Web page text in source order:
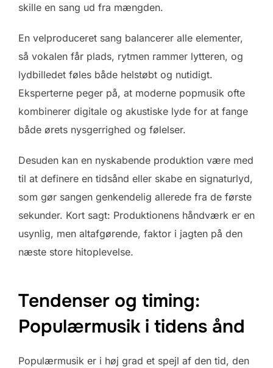
skille en sang ud fra mængden.
En velproduceret sang balancerer alle elementer,
så vokalen får plads, rytmen rammer lytteren, og
lydbilledet føles både helstøbt og nutidigt.
Eksperterne peger på, at moderne popmusik ofte
kombinerer digitale og akustiske lyde for at fange
både ørets nysgerrighed og følelser.
Desuden kan en nyskabende produktion være med
til at definere en tidsånd eller skabe en signaturlyd,
som gør sangen genkendelig allerede fra de første
sekunder. Kort sagt: Produktionens håndværk er en
usynlig, men altafgørende, faktor i jagten på den
næste store hitoplevelse.
Tendenser og timing:
Populærmusik i tidens ånd
Populærmusik er i høj grad et spejl af den tid, den